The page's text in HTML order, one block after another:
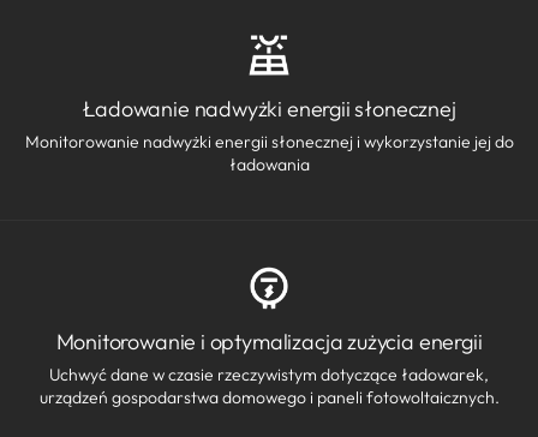
Ładowanie nadwyżki energii słonecznej
Monitorowanie nadwyżki energii słonecznej i wykorzystanie jej do
ładowania
Monitorowanie i optymalizacja zużycia energii
Uchwyć dane w czasie rzeczywistym dotyczące ładowarek,
urządzeń gospodarstwa domowego i paneli fotowoltaicznych.